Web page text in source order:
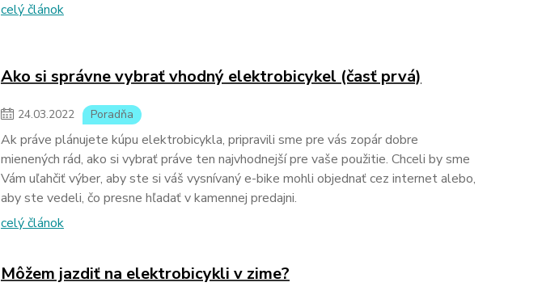
celý článok
Ako si správne vybrať vhodný elektrobicykel (časť prvá)
24.03.2022 Poradňa
Ak práve plánujete kúpu elektrobicykla, pripravili sme pre vás zopár dobre
mienených rád, ako si vybrať práve ten najvhodnejší pre vaše použitie. Chceli by sme
Vám uľahčiť výber, aby ste si váš vysnívaný e-bike mohli objednať cez internet alebo,
aby ste vedeli, čo presne hľadať v kamennej predajni.
celý článok
Môžem jazdiť na elektrobicykli v zime?